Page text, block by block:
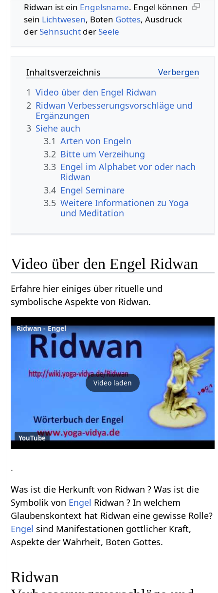
Ridwan ist ein Engelsname. Engel können
sein Lichtwesen, Boten Gottes, Ausdruck
der Sehnsuchtder Seele
Inhaltsverzeichnis
1 Video über den Engel Ridwan
2 Ridwan Verbesserungsvorschläge und
Ergänzungen
3 Siehe auch
3.1 Arten von Engeln
3.2 Bitte um Verzeihung
3.3 Engel im Alphabet vor oder nach
Ridwan
3.4 Engel Seminare
3.5 Weitere Informationen zu Yoga
und Meditation
Video über den Engel Ridwan
Erfahre hier einiges über rituelle und
symbolische Aspekte von Ridwan.
Ridwan - Engel
Video laden
YouTube
.
Was ist die Herkunft von Ridwan ? Was ist die
Symbolik von Engel Ridwan ? In welchem
Glaubenskontext hat Ridwan eine gewisse Rolle?
Engel sind Manifestationen göttlicher Kraft,
Aspekte der Wahrheit, Boten Gottes.
Ridwan